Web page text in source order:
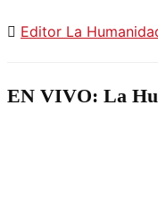
Editor La
EN VIVO: La